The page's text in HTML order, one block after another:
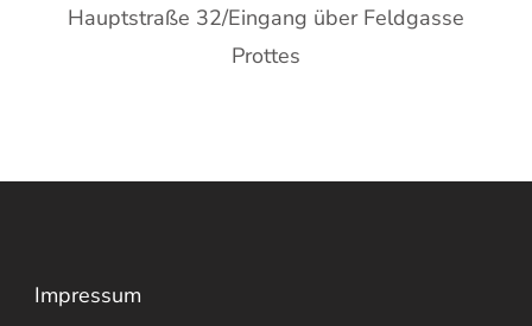
Hauptstraße 32/Eingang über Feldgasse
Prottes
Impressum